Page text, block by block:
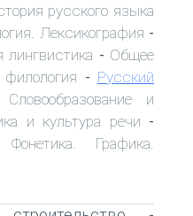
русского языка
Лексикография -
- Общее
- Русский
Словообразование и
и культура речи -
Фонетика. Графика.